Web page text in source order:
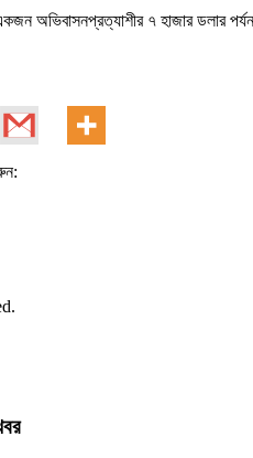
অভিবাসনপ্রত্যাশীর ৭ হাজার ডলার